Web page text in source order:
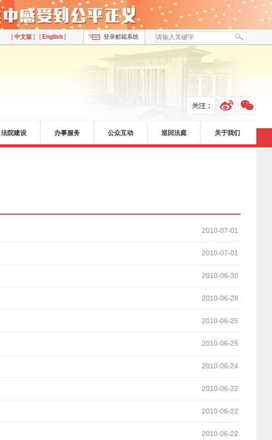
[中文版 ] [ English ] 登录邮箱系统
法院建设 办事服务 公众互动 巡回法庭 关于我们
2010-07-01
2010-07-01
2010-06-30
2010-06-28
2010-06-25
2010-06-25
2010-06-24
2010-06-22
2010-06-22
2010-06-22